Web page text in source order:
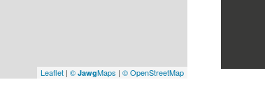
Leaflet | © JawgMaps | © OpenStreetMap